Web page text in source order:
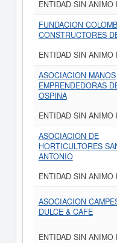
ENTIDAD SIN ANIMO
FUNDACION
CONSTRUCTORES
ENTIDAD SIN ANIMO
ASOCIACION MANOS
EMPRENDEDORAS
OSPINA
ENTIDAD SIN ANIMO
ASOCIACION DE
HORTICULTORES
ANTONIO
ENTIDAD SIN ANIMO
ASOCIACION
DULCE & CAFE
ENTIDAD SIN ANIMO